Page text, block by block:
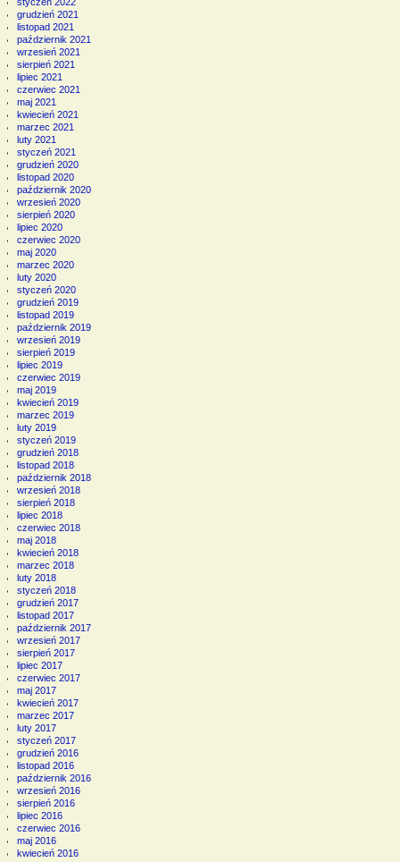
styczeń 2022
grudzień 2021
listopad 2021
październik 2021
wrzesień 2021
sierpień 2021
lipiec 2021
czerwiec 2021
maj 2021
kwiecień 2021
marzec 2021
luty 2021
styczeń 2021
grudzień 2020
listopad 2020
październik 2020
wrzesień 2020
sierpień 2020
lipiec 2020
czerwiec 2020
maj 2020
marzec 2020
luty 2020
styczeń 2020
grudzień 2019
listopad 2019
październik 2019
wrzesień 2019
sierpień 2019
lipiec 2019
czerwiec 2019
maj 2019
kwiecień 2019
marzec 2019
luty 2019
styczeń 2019
grudzień 2018
listopad 2018
październik 2018
wrzesień 2018
sierpień 2018
lipiec 2018
czerwiec 2018
maj 2018
kwiecień 2018
marzec 2018
luty 2018
styczeń 2018
grudzień 2017
listopad 2017
październik 2017
wrzesień 2017
sierpień 2017
lipiec 2017
czerwiec 2017
maj 2017
kwiecień 2017
marzec 2017
luty 2017
styczeń 2017
grudzień 2016
listopad 2016
październik 2016
wrzesień 2016
sierpień 2016
lipiec 2016
czerwiec 2016
maj 2016
kwiecień 2016